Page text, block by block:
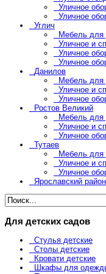
Уличное
Уличное
Углич
Мебель для
Уличное и
Уличное
Уличное
Данилов
Мебель для
Уличное и
Уличное
Ростов Великий
Мебель для
Уличное и
Уличное
Тутаев
Мебель для
Уличное и
Уличное
Ярославский район
Для детских садов
Стулья детские
Столы детские
Кровати детские
Шкафы для